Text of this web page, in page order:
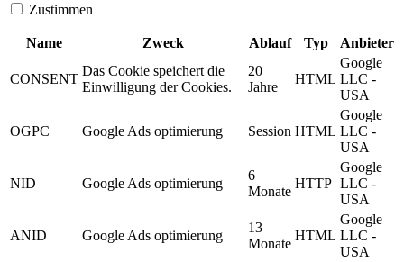
Zustimmen
Name Zweck Ablauf Typ Anbieter
CONSENT
Das Cookie speichert die
Einwilligung der Cookies.
20
Jahre
HTML
Google
LLC -
USA
OGPC Google Ads optimierung Session HTML
Google
LLC -
USA
NID Google Ads optimierung
6
Monate
HTTP
Google
LLC -
USA
ANID Google Ads optimierung
13
Monate
HTML
Google
LLC -
USA